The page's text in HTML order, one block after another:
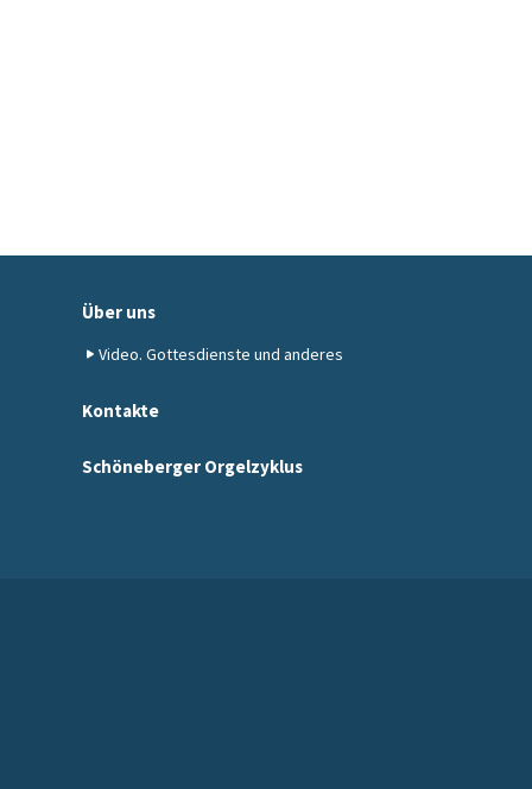
Über uns
Video. Gottesdienste und anderes
Kontakte
Schöneberger Orgelzyklus